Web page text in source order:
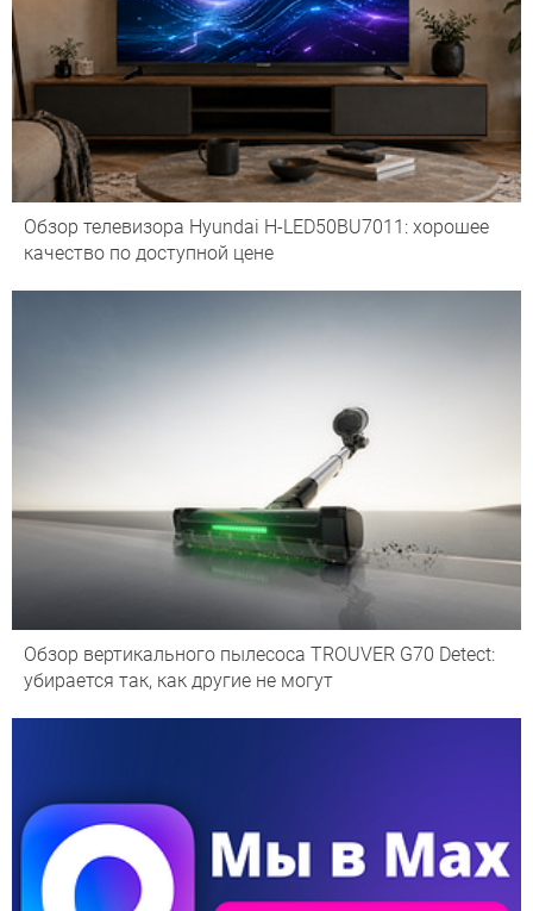
Обзор телевизора Hyundai H-LED50BU7011: хорошее
качество по доступной цене
Обзор вертикального пылесоса TROUVER G70 Detect:
убирается так, как другие не могут